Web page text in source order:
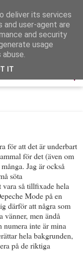
▼
för att det är underbart
för det (även om
Jag är också
söta
vara så tillfixade hela
Mode på en
därför att några som
vänner, men ändå
inte är mina
hela bakgrunden,
på de riktiga
deliver its services
and user-agent are
and security
usage
IT